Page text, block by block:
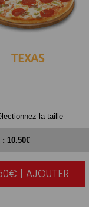
TEXAS
la taille
|
| AJOUTER